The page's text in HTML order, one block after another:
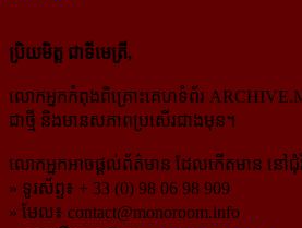
ប្រិយមិត្ត ជាទីមេត្រី,
លោកអ្នកកំពុងពិគ្រោះគេហទំព័រ
ជាថ្មី និងមានសភាពប្រសើរជាងមុន។
លោកអ្នកអាចផ្ដល់ព័ត៌មាន ដែលកើតមាន នៅ
» ទូរស័ព្ទ៖ + 33 (0) 98 06 98 909
» មែល៖ contact@monoroom.info